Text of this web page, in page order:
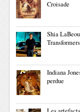
Croisade
Shia
Indiana
perdue